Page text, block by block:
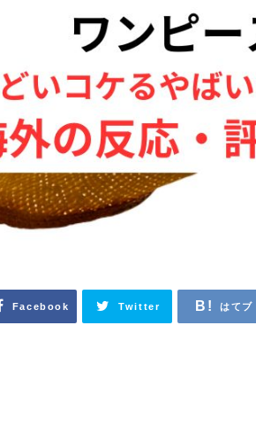
Facebook Twitter はてブ